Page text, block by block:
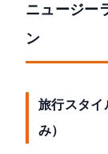
ニュージー
ン
旅行スタイ
み）